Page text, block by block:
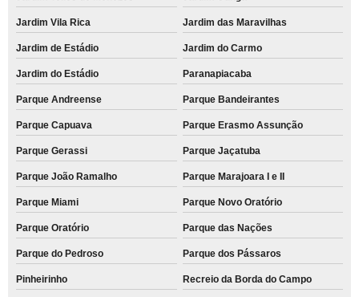
Jardim Vila Rica Jardim das Maravilhas
Jardim de Estádio Jardim do Carmo
Jardim do Estádio Paranapiacaba
Parque Andreense Parque Bandeirantes
Parque Capuava Parque Erasmo Assunção
Parque Gerassi Parque Jaçatuba
Parque João Ramalho Parque Marajoara I e II
Parque Miami Parque Novo Oratório
Parque Oratório Parque das Nações
Parque do Pedroso Parque dos Pássaros
Pinheirinho Recreio da Borda do Campo